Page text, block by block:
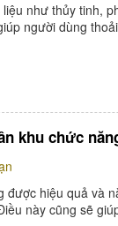
như thủy tinh,
người dùng
khu chức
hiệu quả và
này cũng sẽ